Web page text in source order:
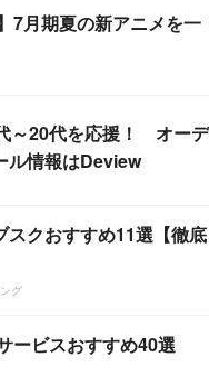
7月期夏の新アニメを一
～20代を応援！ オーデ
ル情報はDeview
スクおすすめ11選【徹底
グ
ービスおすすめ40選